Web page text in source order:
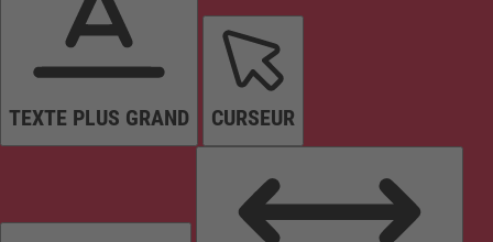
TEXTE PLUS GRAND CURSEUR